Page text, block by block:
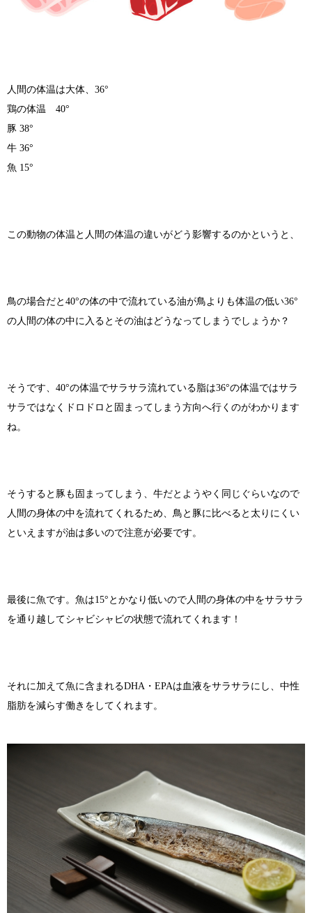
人間の体温は大体、36°
鶏の体温 40°
豚 38°
牛 36°
魚 15°
この動物の体温と人間の体温の違いがどう影響するのかというと、
鳥の場合だと40°の体の中で流れている油が鳥よりも体温の低い36°
の人間の体の中に入るとその油はどうなってしまうでしょうか？
そうです、40°の体温でサラサラ流れている脂は36°の体温ではサラ
サラではなくドロドロと固まってしまう方向へ行くのがわかります
ね。
そうすると豚も固まってしまう、牛だとようやく同じぐらいなので
人間の身体の中を流れてくれるため、鳥と豚に比べると太りにくい
といえますが油は多いので注意が必要です。
最後に魚です。魚は15°とかなり低いので人間の身体の中をサラサラ
を通り越してシャビシャビの状態で流れてくれます！
それに加えて魚に含まれるDHA・EPAは血液をサラサラにし、中性
脂肪を減らす働きをしてくれます。